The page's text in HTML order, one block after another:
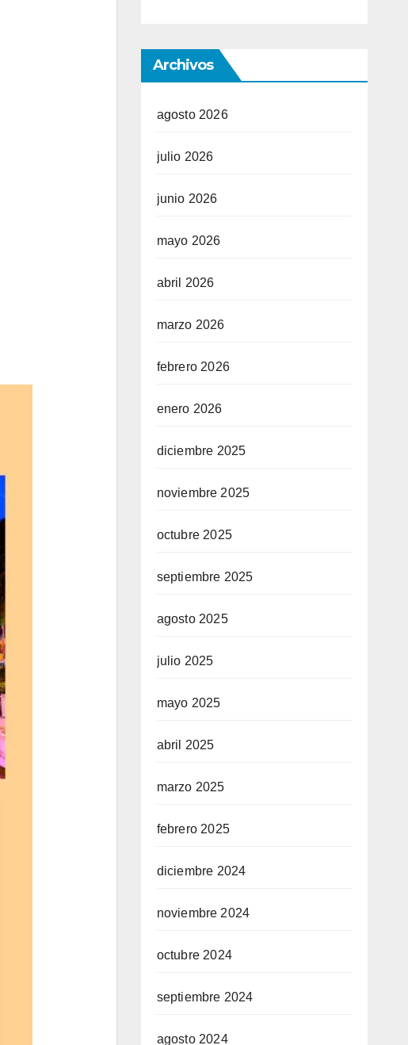
Archivos
agosto 2026
julio 2026
junio 2026
mayo 2026
abril 2026
marzo 2026
febrero 2026
enero 2026
diciembre 2025
noviembre 2025
octubre 2025
septiembre 2025
agosto 2025
julio 2025
mayo 2025
abril 2025
marzo 2025
febrero 2025
diciembre 2024
noviembre 2024
octubre 2024
septiembre 2024
agosto 2024